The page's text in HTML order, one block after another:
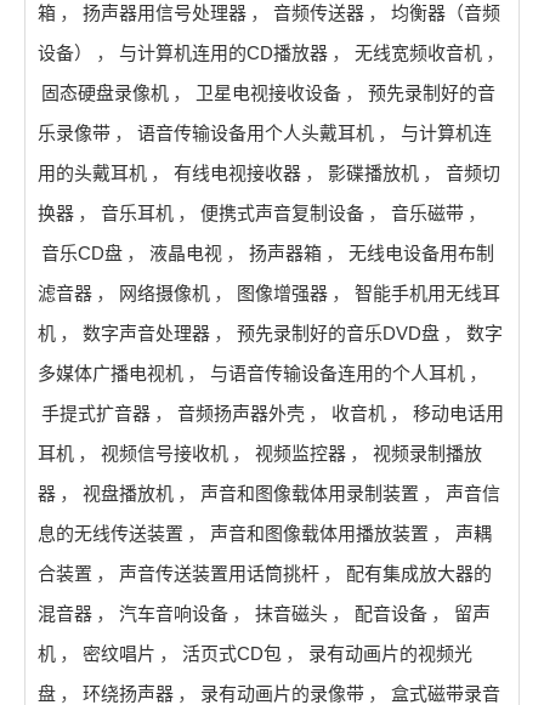
箱 ， 扬声器用信号处理器 ， 音频传送器 ，
均衡器（音频
设备）
， 与计算机连用的CD播放器 ， 无线宽频收音机 ，
固态硬盘录像机 ， 卫星电视接收设备 ，
预先录制好的音
乐录像带 ， 语音传输设备用个人头戴耳机 ，
与计算机连
用的头戴耳机 ， 有线电视接收器 ， 影碟播放机 ，
音频切
换器 ， 音乐耳机 ， 便携式声音复制设备 ， 音乐磁带 ，
音乐CD盘 ， 液晶电视 ， 扬声器箱 ，
无线电设备用布制
滤音器 ， 网络摄像机 ， 图像增强器 ，
智能手机用无线耳
机 ， 数字声音处理器 ， 预先录制好的音乐DVD盘 ，
数字
多媒体广播电视机 ， 与语音传输设备连用的个人耳机 ，
手提式扩音器 ， 音频扬声器外壳 ， 收音机 ，
移动电话用
耳机 ， 视频信号接收机 ， 视频监控器 ，
视频录制播放
器 ， 视盘播放机 ， 声音和图像载体用录制装置 ，
声音信
息的无线传送装置 ， 声音和图像载体用播放装置 ，
声耦
合装置 ， 声音传送装置用话筒挑杆 ，
配有集成放大器的
混音器 ， 汽车音响设备 ， 抹音磁头 ， 配音设备 ，
留声
机 ， 密纹唱片 ， 活页式CD包 ，
录有动画片的视频光
盘 ， 环绕扬声器 ， 录有动画片的录像带 ，
盒式磁带录音